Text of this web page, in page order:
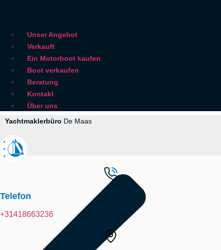
Unser Angebot
Verkauft
Ein Motorboot kaufen
Boot verkaufen
Beratung
Kontakt
Über uns
Yachtmaklerbüro De Maas
Telefon
+31418663236